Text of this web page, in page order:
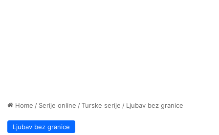
Home / Serije online /Turske serije / Ljubav bez granice
Ljubav bez granice